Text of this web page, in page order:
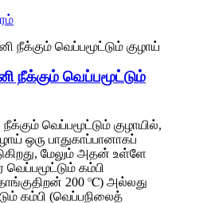
நீக்கும் வெப்பமூட்டும்
வெப்பமூட்டும் குழாயில்,
ஒரு பாதுகாப்பானாகப்
மேலும் அதன் உள்ளே
வெப்பமூட்டும் கம்பி
200 ℃) அல்லது
கம்பி (வெப்பநிலைத்